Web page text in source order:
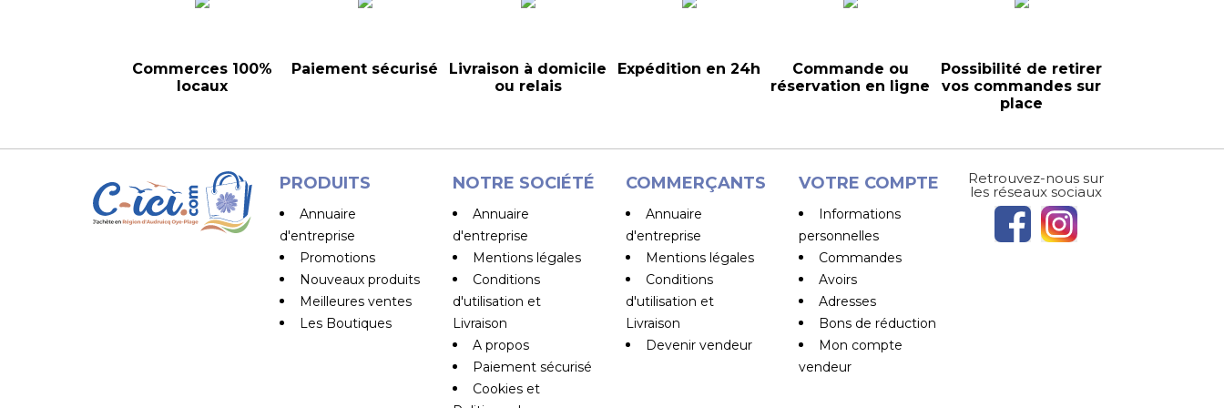
Commerces 100%
locaux
Paiement sécurisé
Livraison à domicile
ou relais
Expédition en 24h
Commande ou
réservation en ligne
Possibilité de retirer
vos commandes sur
place
PRODUITS
Annuaire
d'entreprise
Promotions
Nouveaux produits
Meilleures ventes
Les Boutiques
NOTRE SOCIÉTÉ
Annuaire
d'entreprise
Mentions légales
Conditions
d'utilisation et
Livraison
A propos
Paiement sécurisé
Cookies et
COMMERÇANTS
Annuaire
d'entreprise
Mentions légales
Conditions
d'utilisation et
Livraison
Devenir vendeur
VOTRE COMPTE
Informations
personnelles
Commandes
Avoirs
Adresses
Bons de réduction
Mon compte
vendeur
Retrouvez-nous sur
les réseaux sociaux